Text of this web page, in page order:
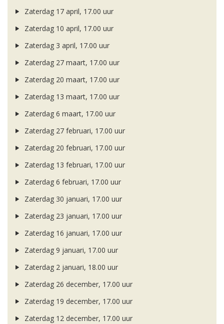
Zaterdag 17 april, 17.00 uur
Zaterdag 10 april, 17.00 uur
Zaterdag 3 april, 17.00 uur
Zaterdag 27 maart, 17.00 uur
Zaterdag 20 maart, 17.00 uur
Zaterdag 13 maart, 17.00 uur
Zaterdag 6 maart, 17.00 uur
Zaterdag 27 februari, 17.00 uur
Zaterdag 20 februari, 17.00 uur
Zaterdag 13 februari, 17.00 uur
Zaterdag 6 februari, 17.00 uur
Zaterdag 30 januari, 17.00 uur
Zaterdag 23 januari, 17.00 uur
Zaterdag 16 januari, 17.00 uur
Zaterdag 9 januari, 17.00 uur
Zaterdag 2 januari, 18.00 uur
Zaterdag 26 december, 17.00 uur
Zaterdag 19 december, 17.00 uur
Zaterdag 12 december, 17.00 uur